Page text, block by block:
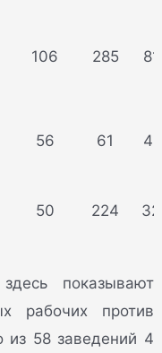
106 285
56 61
50 224
показывают
рабочих против
58 заведений 4